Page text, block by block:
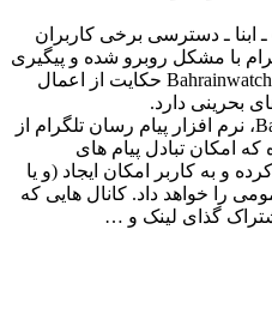
ـ دسترسی برخی کاربران
با مشکل روبرو شده و پیگیری
های انجام شده توسط وب سایت Bahrainwatch حکایت از اعمال
به گزارش وب سایت Bahrainwatch، نرم افزار پیام رسان تلگرام از
امکان تبادل پیام های
و به کاربر امکان ایجاد (و یا
را خواهد داد. کانال هایی که
گذای لینک و …